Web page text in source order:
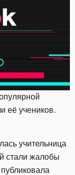
её учеников.
учительница
стали жалобы